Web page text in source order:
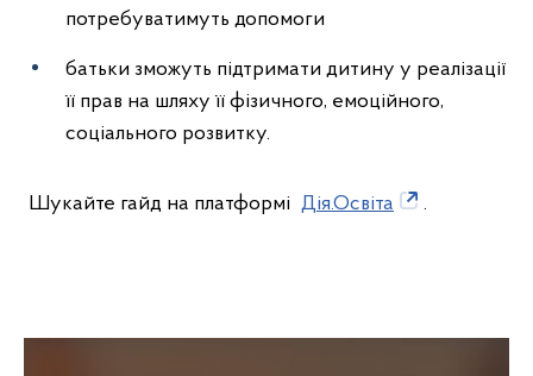
потребуватимуть допомоги
батьки зможуть підтримати дитину у реалізації
її прав на шляху її фізичного, емоційного,
соціального розвитку.
Шукайте гайд на платформі Дія.Освіта .